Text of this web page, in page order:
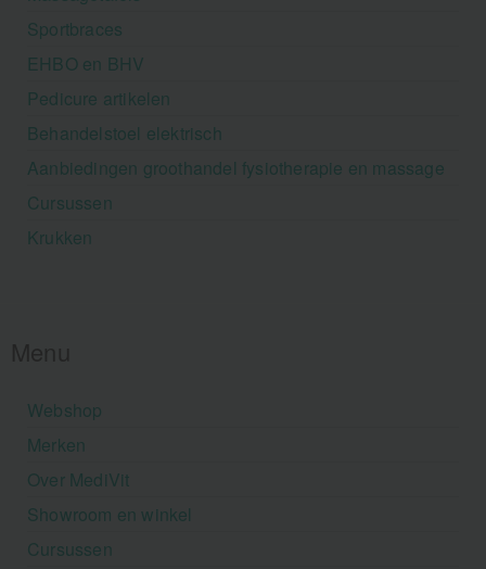
Sportbraces
EHBO en BHV
Pedicure artikelen
Behandelstoel elektrisch
Aanbiedingen groothandel fysiotherapie en massage
Cursussen
Krukken
Webshop
Merken
Over MediVit
Showroom en winkel
Cursussen